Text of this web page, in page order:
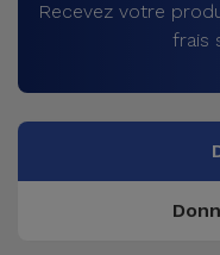
Recevez votre
frais